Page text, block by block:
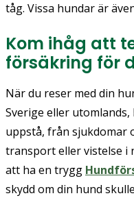
tåg. Vissa hundar är
Kom ihåg att
försäkring för
När du reser med din
Sverige eller
uppstå, från sjukdomar
transport eller vistelse i
att ha en trygg
skydd om din hund